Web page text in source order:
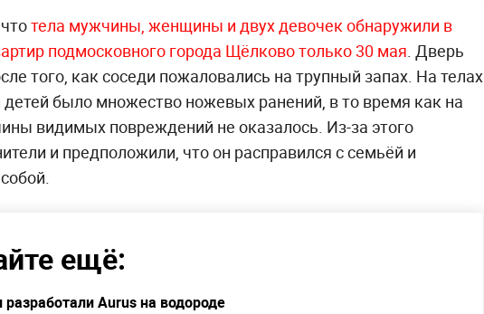
тела мужчины, женщины и двух девочек обнаружили в
подмосковного города Щёлково только 30 мая. Дверь
того, как соседи пожаловались на трупный запах. На телах
было множество ножевых ранений, в то время как на
видимых повреждений не оказалось. Из-за этого
и предположили, что он расправился с семьёй и
ещё:
разработали Aurus на водороде